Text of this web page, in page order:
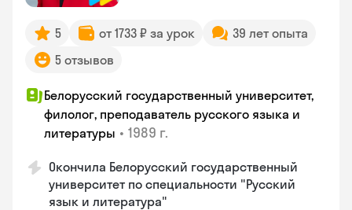
5 от 1733 ₽ за урок
39 лет опыта
5 отзывов
Белорусский государственный университет,
филолог, преподаватель русского языка и
литературы • 1989 г.
Окончила Белорусский государственный
университет по специальности "Русский
язык и литература"